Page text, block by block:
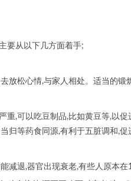
要从以下几方面着手;
放松心情,与家人相处。适当的锻
重,可以吃豆制品,比如黄豆等,以
归等药食同源,有利于五脏调和,
减退,器官出现衰老,有些人原本